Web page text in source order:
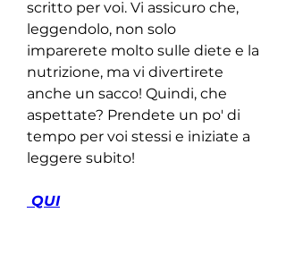
scritto per voi. Vi assicuro che,
leggendolo, non solo
imparerete molto sulle diete e la
nutrizione, ma vi divertirete
anche un sacco! Quindi, che
aspettate? Prendete un po' di
tempo per voi stessi e iniziate a
leggere subito!
QUI